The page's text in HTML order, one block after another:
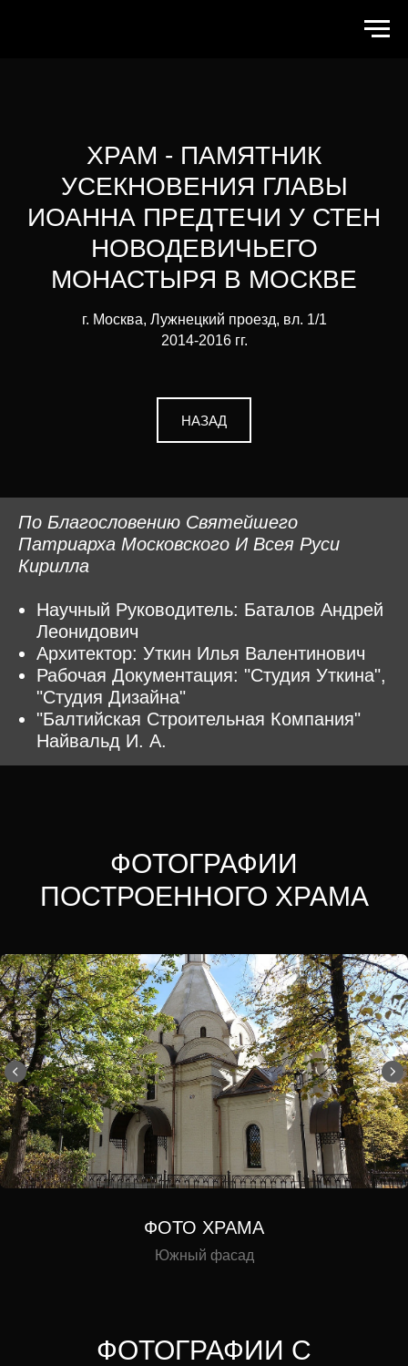
ХРАМ - ПАМЯТНИК
УСЕКНОВЕНИЯ ГЛАВЫ
ИОАННА ПРЕДТЕЧИ У СТЕН
НОВОДЕВИЧЬЕГО
МОНАСТЫРЯ В МОСКВЕ
г. Москва, Лужнецкий проезд, вл. 1/1
2014-2016 гг.
НАЗАД
По Благословению Святейшего
Патриарха Московского И Всея Руси
Кирилла
Научный Руководитель: Баталов Андрей
Леонидович
Архитектор: Уткин Илья Валентинович
Рабочая Документация: "Студия Уткина",
"Студия Дизайна"
"Балтийская Строительная Компания"
Найвальд И. А.
ФОТОГРАФИИ
ПОСТРОЕННОГО ХРАМА
ФОТО ХРАМА
Южный фасад
ФОТОГРАФИИ С